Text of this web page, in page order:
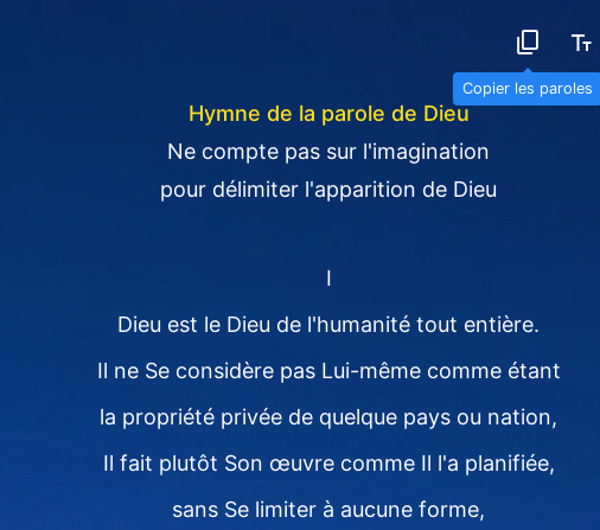
Copier les paroles
Hymne de la parole de Dieu
Ne compte pas sur l'imagination
pour délimiter l'apparition de Dieu
I
Dieu est le Dieu de l'humanité tout entière.
Il ne Se considère pas Lui-même comme étant
la propriété privée de quelque pays ou nation,
Il fait plutôt Son œuvre comme Il l'a planifiée,
sans Se limiter à aucune forme,